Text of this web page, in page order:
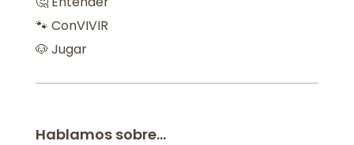
🐾 ConVIVIR
🐶 Jugar
Hablamos sobre…